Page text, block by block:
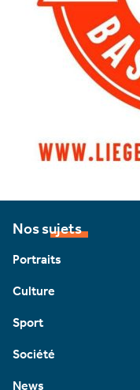
Nos sujets
Portraits
Culture
Sport
Société
News